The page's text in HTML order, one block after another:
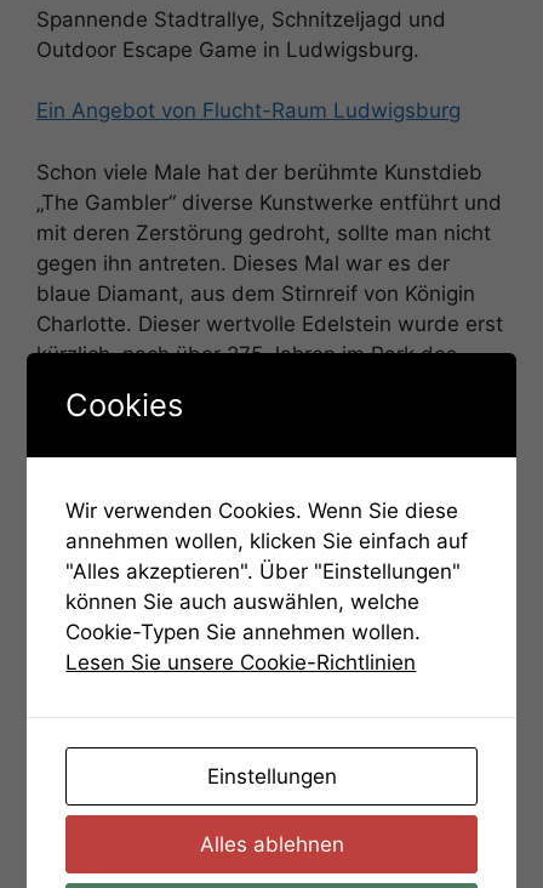
Spannende Stadtrallye, Schnitzeljagd und
Outdoor Escape Game in Ludwigsburg.
Ein Angebot von Flucht-Raum Ludwigsburg
Schon viele Male hat der berühmte Kunstdieb
„The Gambler“ diverse Kunstwerke entführt und
mit deren Zerstörung gedroht, sollte man nicht
gegen ihn antreten. Dieses Mal war es der
blaue Diamant, aus dem Stirnreif von Königin
Charlotte. Dieser wertvolle Edelstein wurde erst
kürzlich, nach über 275 Jahren im Park des
Gambler“brachte den
Stein in seine Gewalt
und droht nun mit
dessen Zerstörung.
Die Stadt hat nur eine
erhalten – sie muss den Gambler in seinem
verrückten Spiel schlagen.
Eine Rätselspur quer durch das schöne
Ludwigsburg muss gelöst werden und die Stadt
hat nur 2 Stunden Zeit.
Cookies
Wir verwenden Cookies. Wenn Sie diese
annehmen wollen, klicken Sie einfach auf
"Alles akzeptieren". Über "Einstellungen"
können Sie auch auswählen, welche
Cookie-Typen Sie annehmen wollen.
Lesen Sie unsere Cookie-Richtlinien
Einstellungen
Alles ablehnen